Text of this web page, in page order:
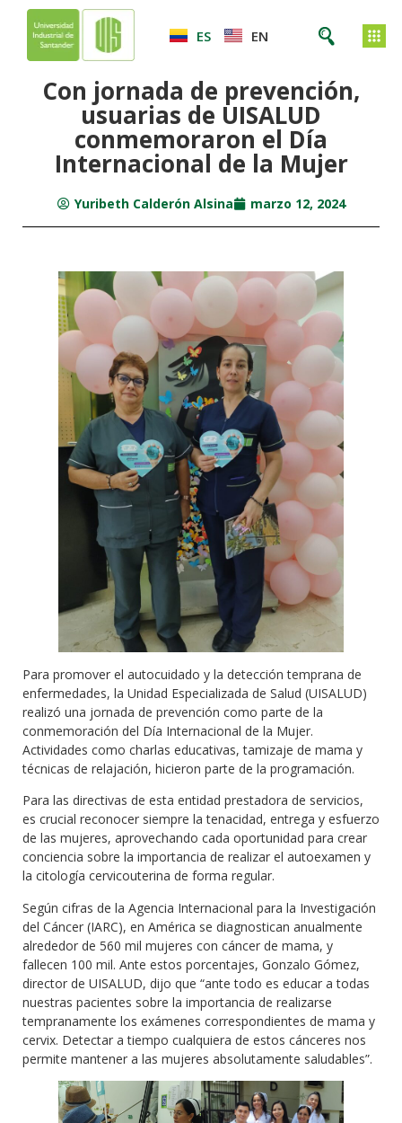
ES EN
Con jornada de prevención,
usuarias de UISALUD
conmemoraron el Día
Internacional de la Mujer
Yuribeth Calderón Alsina marzo 12, 2024
Para promover el autocuidado y la detección temprana de
enfermedades, la Unidad Especializada de Salud (UISALUD)
realizó una jornada de prevención como parte de la
conmemoración del Día Internacional de la Mujer.
Actividades como charlas educativas, tamizaje de mama y
técnicas de relajación, hicieron parte de la programación.
Para las directivas de esta entidad prestadora de servicios,
es crucial reconocer siempre la tenacidad, entrega y esfuerzo
de las mujeres, aprovechando cada oportunidad para crear
conciencia sobre la importancia de realizar el autoexamen y
la citología cervicouterina de forma regular.
Según cifras de la Agencia Internacional para la Investigación
del Cáncer (IARC), en América se diagnostican anualmente
alrededor de 560 mil mujeres con cáncer de mama, y
fallecen 100 mil. Ante estos porcentajes, Gonzalo Gómez,
director de UISALUD, dijo que “ante todo es educar a todas
nuestras pacientes sobre la importancia de realizarse
tempranamente los exámenes correspondientes de mama y
cervix. Detectar a tiempo cualquiera de estos cánceres nos
permite mantener a las mujeres absolutamente saludables”.